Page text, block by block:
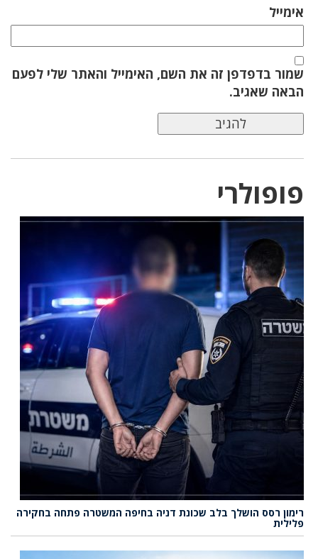
אימייל
שמור בדפדפן זה את השם, האימייל והאתר שלי לפעם
הבאה שאגיב.
פופולרי
רימון רסס הושלך בלב שכונת דניה בחיפה המשטרה פתחה בחקירה
פלילית